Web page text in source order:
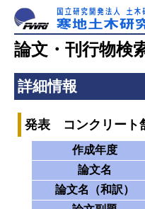
論文・刊行物検
詳細情報
発表 コンクリート
作成年度
論文名
論文名（和訳）